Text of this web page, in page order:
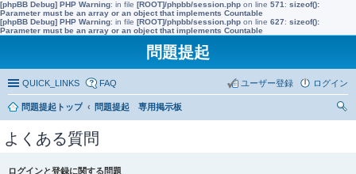
[phpBB Debug] PHP Warning: in file [ROOT]/phpbb/session.php on line 571 : sizeof():
Parameter must be an array or an object that implements Countable
[phpBB Debug] PHP Warning: in file [ROOT]/phpbb/session.php on line 627: sizeof():
Parameter must be an array or an object that implements Countable
問題提起
QUICK_LINKS FAQ ログイン
ユーザー登録
問題提起トップ
問題提起 専用掲示板
よくある質問
ログインと登録に関する問題